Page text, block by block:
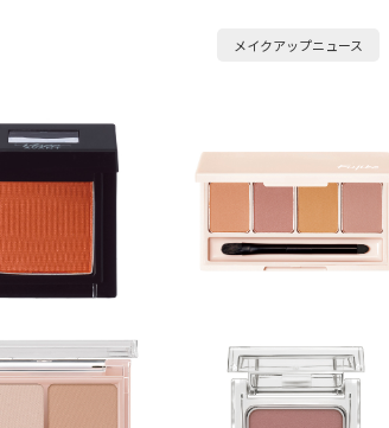
メイクアップニュース